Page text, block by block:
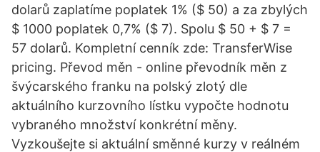
dolarů zaplatíme poplatek 1% ($ 50) a za zbylých
$ 1000 poplatek 0,7% ($ 7). Spolu $ 50 + $ 7 =
57 dolarů. Kompletní cenník zde: TransferWise
pricing. Převod měn - online převodník měn z
švýcarského franku na polský zlotý dle
aktuálního kurzovního lístku vypočte hodnotu
vybraného množství konkrétní měny.
Vyzkoušejte si aktuální směnné kurzy v reálném